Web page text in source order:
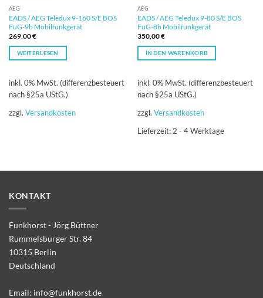
AEG
EADS / AEG Teledux 9-160 S/E BOS
FuG-9b Mobilfunkgerät
269,00€
WEITERLESEN
inkl. 0% MwSt. (differenzbesteuert
nach §25a UStG.)
zzgl. Versandkosten
AEG
EADS / AEG Teledux 9-80 S/E BOS
FuG-8b Mobilfunkgerät
350,00€
IN DEN WARENKORB
inkl. 0% MwSt. (differenzbesteuert
nach §25a UStG.)
zzgl. Versandkosten
Lieferzeit:2 - 4 Werktage
KONTAKT
Funkhorst - Jörg Büttner
Rummelsburger Str. 84
10315 Berlin
Deutschland
Email: info@funkhorst.de